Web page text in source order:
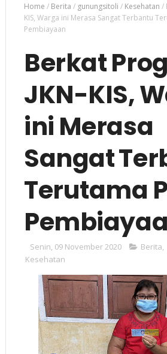
Home / Berita / gunungsitoli / Kesehatan /
KIS, Warga ini Merasa Sangat Terbantu
Pembiayaan
Berkat
JKN-KIS,
ini Merasa
Sangat
Terutama
Senin, 09 November 2020 Berita,
Kesehatan